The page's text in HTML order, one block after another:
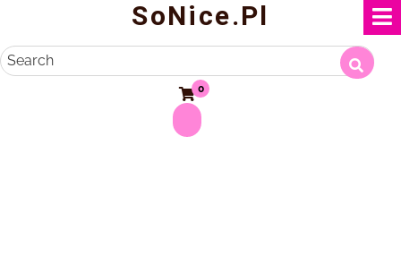
content
SoNice.pl
Search
0